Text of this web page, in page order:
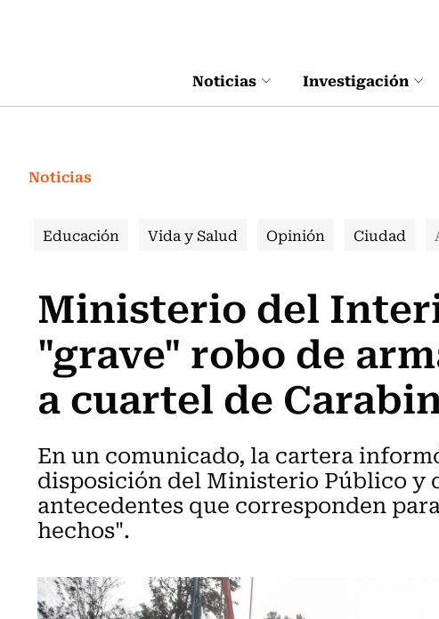
Noticias Investigación
Noticias
Educación Vida y Salud Opinión Ciudad
Ministerio del
"grave" robo de
a cuartel de
En un comunicado, la cartera
disposición del Ministerio Público y
antecedentes que corresponden
hechos".